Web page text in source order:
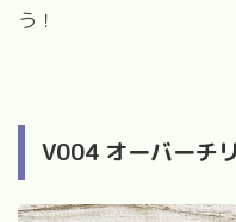
う！
V004 オーバーチリ